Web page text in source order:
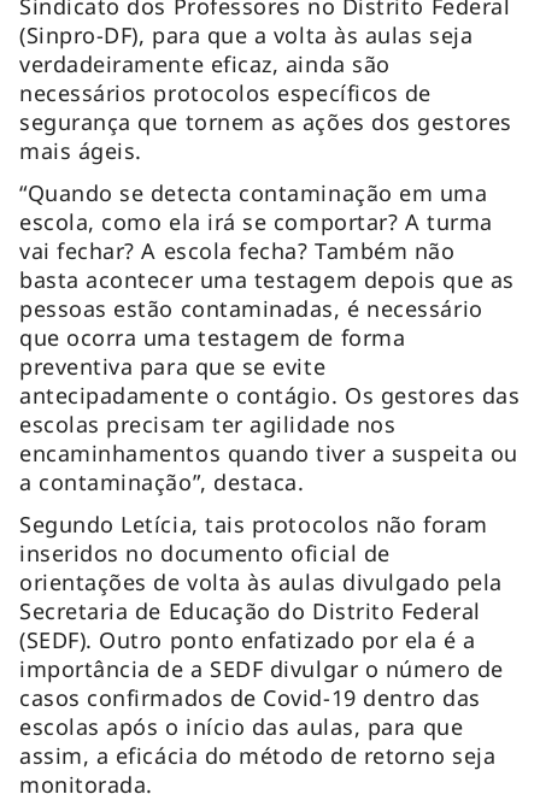
Sindicato dos Professores no Distrito Federal
(Sinpro-DF), para que a volta às aulas seja
verdadeiramente eficaz, ainda são
necessários protocolos específicos de
segurança que tornem as ações dos gestores
mais ágeis.
“Quando se detecta contaminação em uma
escola, como ela irá se comportar? A turma
vai fechar? A escola fecha? Também não
basta acontecer uma testagem depois que as
pessoas estão contaminadas, é necessário
que ocorra uma testagem de forma
preventiva para que se evite
antecipadamente o contágio. Os gestores das
escolas precisam ter agilidade nos
encaminhamentos quando tiver a suspeita ou
a contaminação”, destaca.
Segundo Letícia, tais protocolos não foram
inseridos no documento oficial de
orientações de volta às aulas divulgado pela
Secretaria de Educação do Distrito Federal
(SEDF). Outro ponto enfatizado por ela é a
importância de a SEDF divulgar o número de
casos confirmados de Covid-19 dentro das
escolas após o início das aulas, para que
assim, a eficácia do método de retorno seja
monitorada.